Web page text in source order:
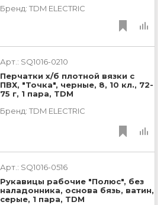
Бренд: TDM ЕLECTRIC
Арт.: SQ1016-0210
Перчатки х/б плотной вязки с
ПВХ, "Точка", черные, 8, 10 кл., 72-
75 г, 1 пара, TDM
Бренд: TDM ЕLECTRIC
Арт.: SQ1016-0516
Рукавицы рабочие "Полюс", без
наладонника, основа бязь, ватин,
серые, 1 пара, TDM